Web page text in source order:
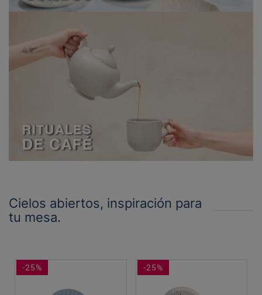
Cielos abiertos, inspiración para
tu mesa.
-25% -25%